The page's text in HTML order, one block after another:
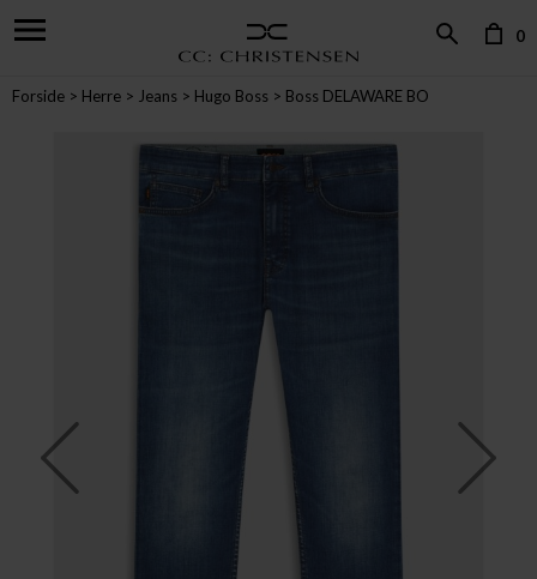
0
Forside Herre Jeans Hugo Boss Boss DELAWARE BO